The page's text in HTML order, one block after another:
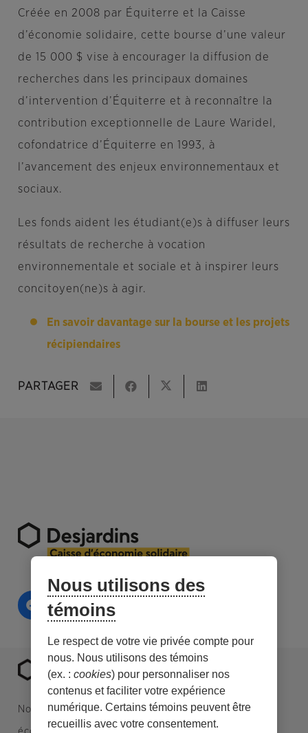
Créée en 2008 par Équiterre et la Caisse
d’économie solidaire, cette bourse d’une valeur
de 15 000 $ vise à encourager la diffusion de
recherches dans les principaux domaines
d’intervention d’Équiterre et à reconnaître la
contribution exceptionnelle de Laure Waridel,
cofondatrice d’Équiterre en 1993, à
l’avancement des enjeux environnementaux et
sociaux.
Les fonds aident les étudiant(e)s à diffuser leurs
résultats de recherche à vocation
environnementale et sociale et à inspirer leurs
concitoyen(ne)s à agir.
En savoir davantage sur la bourse et les projets
récipiendaires
PARTAGER
Nous sommes une caisse Desjardins spécialisée en
Nous utilisons des
témoins
Le respect de votre vie privée compte pour
nous. Nous utilisons des témoins
(ex. : cookies) pour personnaliser nos
contenus et faciliter votre expérience
numérique. Certains témoins peuvent être
recueillis avec votre consentement.